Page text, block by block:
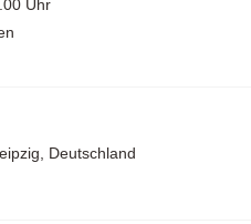
Uhr
Deutschland